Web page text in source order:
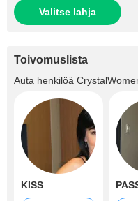
Valitse lahja
Toivomuslista
Auta henkilöä
KISS